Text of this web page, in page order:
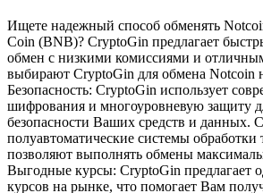
Ищете надежный способ обменять
Coin (BNB)? CryptoGin предлагает
обмен с низкими комиссиями и
выбирают CryptoGin для обмена Notcoin
Безопасность: CryptoGin использует
шифрования и многоуровневую защиту
безопасности Ваших средств и данных.
полуавтоматические системы обработки
позволяют выполнять обмены
Выгодные курсы: CryptoGin предлагает
курсов на рынке, что помогает Вам